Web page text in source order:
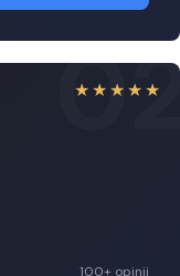
★★★★★
100+ opinii